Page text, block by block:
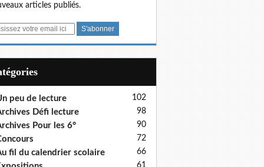
articles publiés.
peu de lecture 102
Défi lecture 98
Pour les 6° 90
72
fil du calendrier scolaire 66
61